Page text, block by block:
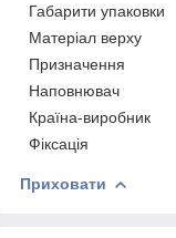
Габарити упаковки
Матеріал верху
Призначення
Наповнювач
Країна-виробник
Фіксація
Приховати